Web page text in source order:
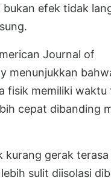
bukan efek tidak
Journal of
menunjukkan
fisik memiliki waktu
cepat dibanding
kurang gerak terasa
sulit diisolasi